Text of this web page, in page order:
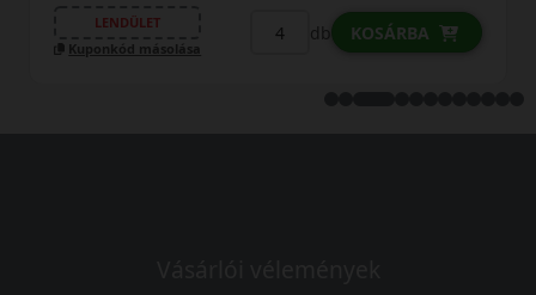
LENDÜLET
Kuponkód másolása
db KOSÁRBA